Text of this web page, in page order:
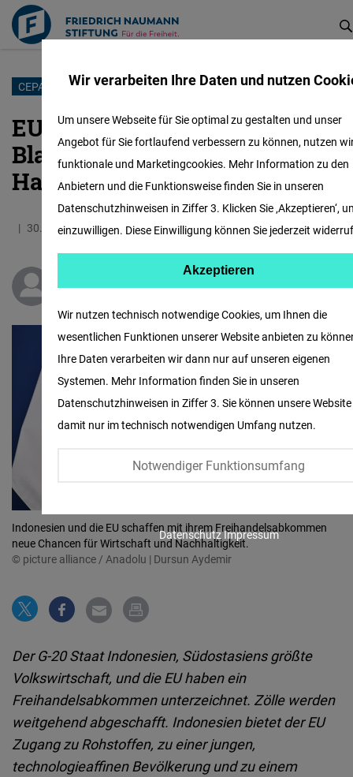
Direkt
Inhalt
CEPA
Blaupause für resilienten
Handel
30.09.2025 5.9 Minuten Indonesien Englisch
Poltak Hotradero
Indonesien und die EU schaffen mit ihrem Freihandelsabkommen
neue Chancen für Wirtschaft und Nachhaltigkeit.
© picture alliance / Anadolu | Dursun Aydemir
Der G-20 Staat Indonesien, Südostasiens größte
Volkswirtschaft, und die EU haben ein
Freihandelsabkommen unterzeichnet. Zölle werden
weitgehend abgeschafft. Indonesien bietet der EU
Zugang zu Rohstoffen, zu einer jungen,
technologieaffinen Bevölkerung und zu einem
Wir verarbeiten Ihre Daten und nutzen
Wir nutzen technisch notwendige Cookies, um Ihnen die
wesentlichen Funktionen unserer Website anbieten zu
Ihre Daten verarbeiten wir dann nur auf unseren eigenen
Systemen. Mehr Information finden Sie in unseren
Datenschutzhinweisen in Ziffer 3. Sie können unsere Website
damit nur im technisch notwendigen Umfang nutzen.
Notwendiger Funktionsumfang
Um unsere Webseite für Sie optimal zu gestalten und unser
Angebot für Sie fortlaufend verbessern zu können, nutzen
funktionale und Marketingcookies. Mehr Information zu den
Anbietern und die Funktionsweise finden Sie in unseren
Datenschutzhinweisen in Ziffer 3. Klicken Sie ‚Akzeptieren‘,
einzuwilligen. Diese Einwilligung können Sie jederzeit
Facebook
Embed
Twitter
Embed
Youtube
Embed
Google
Embed
Cloudinary
Flickr
Embed
Akzeptieren
DatenschutzImpressum